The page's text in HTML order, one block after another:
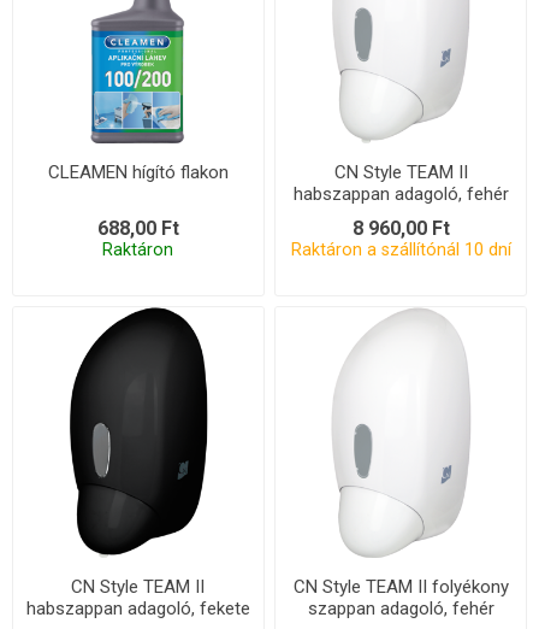
CLEAMEN hígító flakon
688,00 Ft
Raktáron
CN Style TEAM II
habszappan adagoló, fehér
8 960,00 Ft
Raktáron a szállítónál 10 dní
CN Style TEAM II
habszappan adagoló, fekete
CN Style TEAM II folyékony
szappan adagoló, fehér